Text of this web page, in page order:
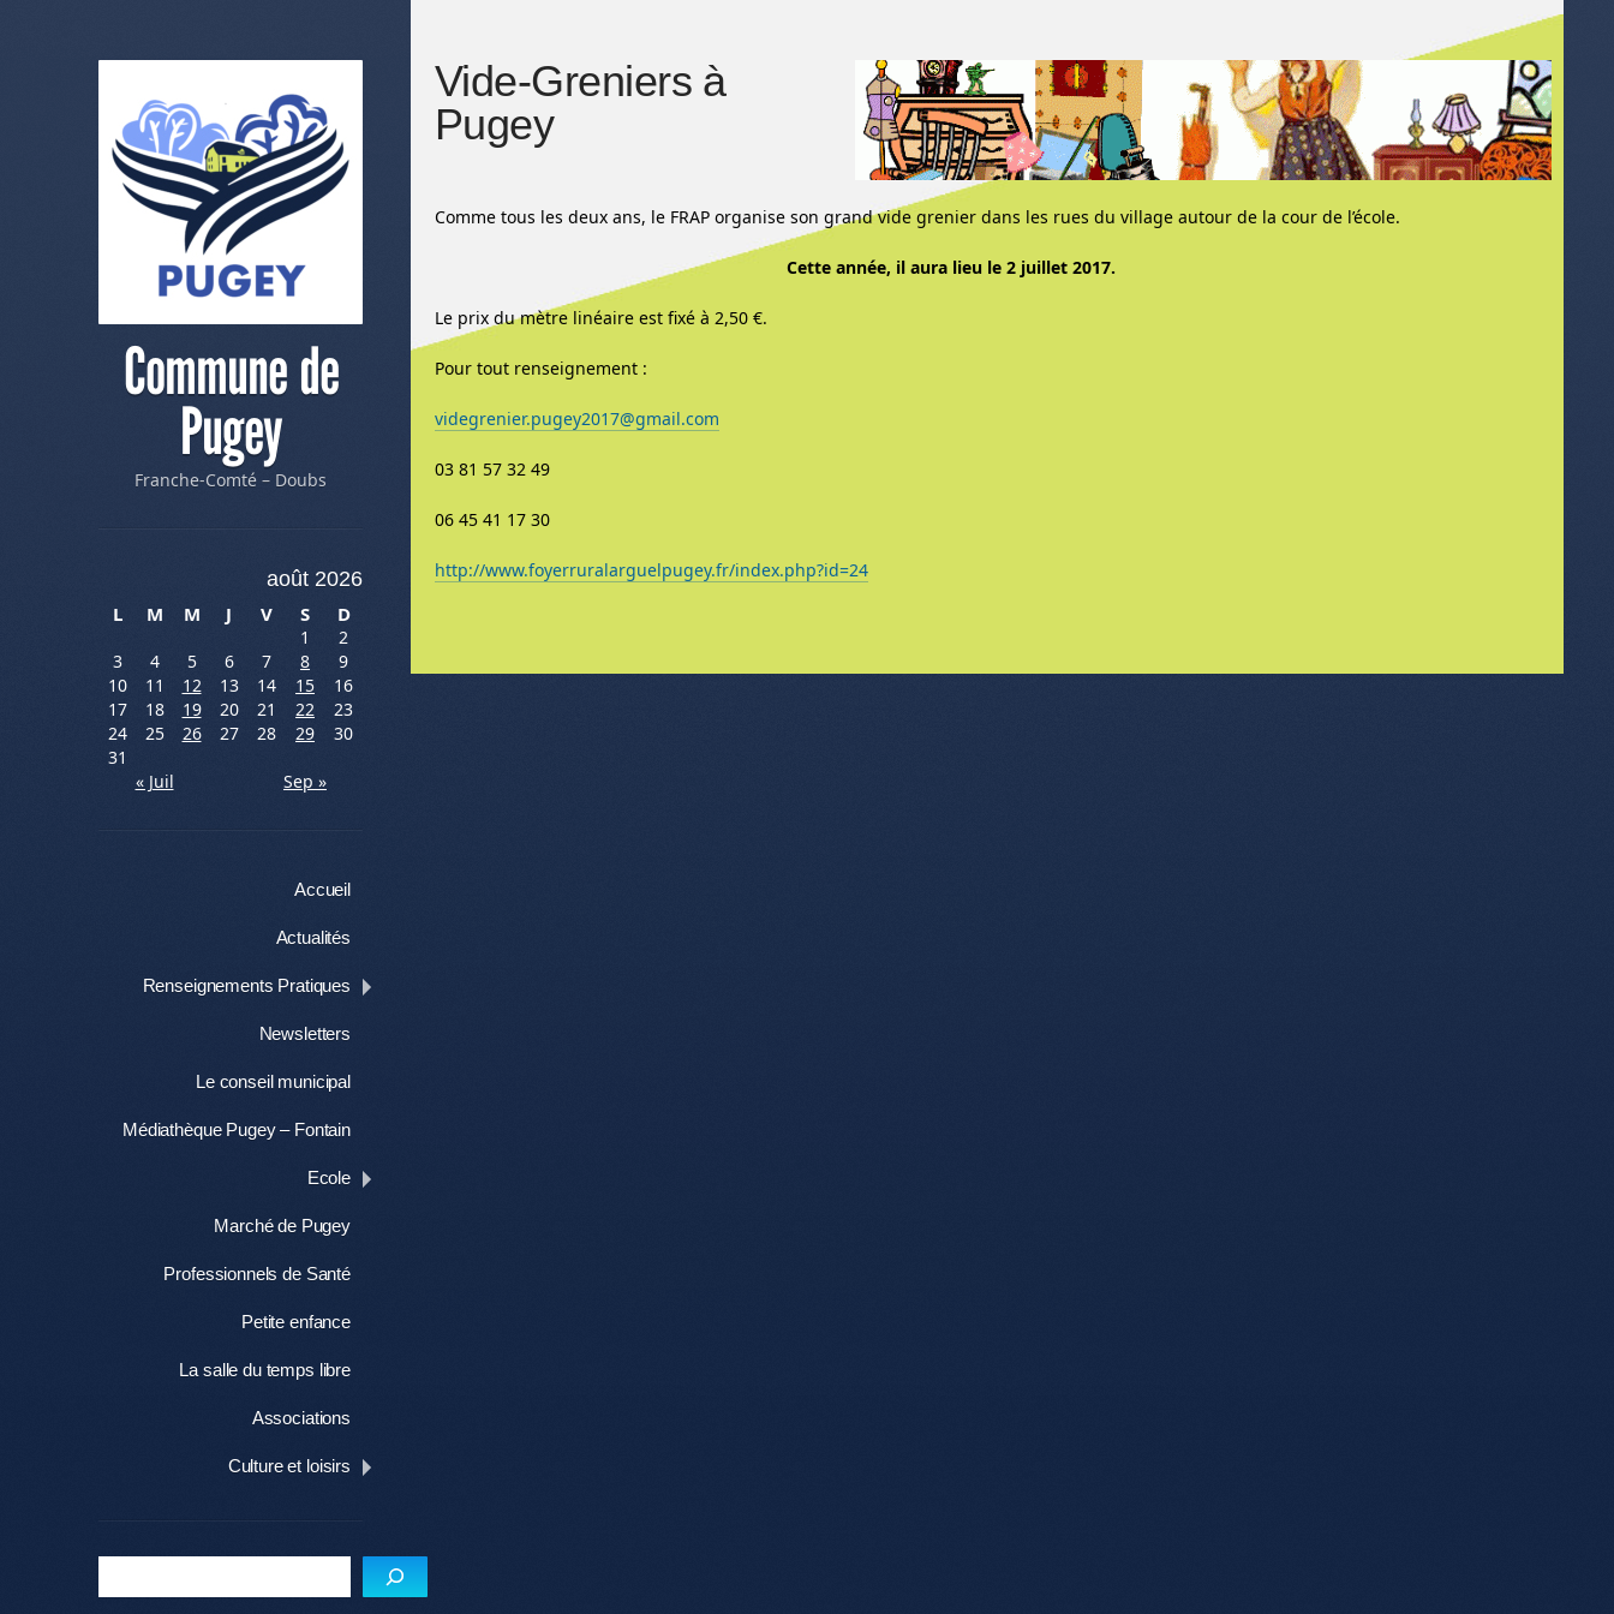
Commune de
Pugey
Franche-Comté – Doubs
août 2026
L
M M J V S D
1
2
3
4 5 6 7 8
9
10
11 12 13 14 15
16
17
18 19 20 21 22
23
24
25 26 27 28 29
30
31
« Juil
Sep »
Accueil
Actualités
Renseignements Pratiques
Newsletters
Le conseil municipal
Médiathèque Pugey – Fontain
Ecole
Marché de Pugey
Professionnels de Santé
Petite enfance
La salle du temps libre
Associations
Culture et loisirs
Vide-Greniers à
Pugey
Comme tous les deux ans, le FRAP organise son grand vide grenier dans les rues du village autour de la cour de l’école.
Cette année, il aura lieu le 2 juillet 2017.
Le prix du mètre linéaire est fixé à 2,50 €.
Pour tout renseignement :
videgrenier.pugey2017@gmail.com
03 81 57 32 49
06 45 41 17 30
http://www.foyerruralarguelpugey.fr/index.php?id=24
Menu de l'article